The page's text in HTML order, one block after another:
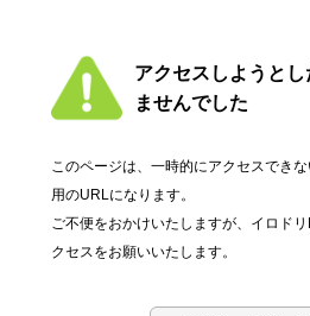
アクセスしようと
ませんでした
このページは、一時的にアクセスでき
用のURLになります。
ご不便をおかけいたしますが、イロド
クセスをお願いいたします。